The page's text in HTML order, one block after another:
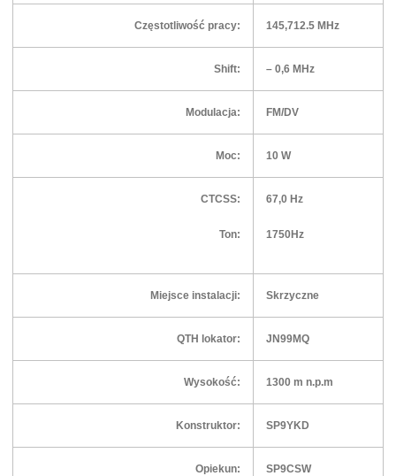
Częstotliwość pracy: 145,712.5 MHz
Shift: – 0,6 MHz
Modulacja: FM/DV
Moc: 10 W
CTCSS:
Ton:
67,0 Hz
1750Hz
Miejsce instalacji: Skrzyczne
QTH lokator: JN99MQ
Wysokość: 1300 m n.p.m
Konstruktor: SP9YKD
Opiekun: SP9CSW